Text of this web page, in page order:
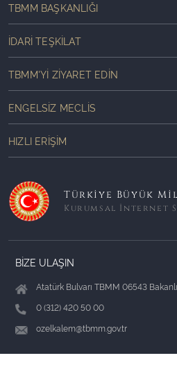
TBMM BAŞKANLIĞI
İDARI TEŞKILAT
TBMM'YI ZIYARET EDIN
ENGELSIZ MECLIS
HIZLI ERIŞIM
Türkiye Büyük
Kurumsal İnternet
BİZE ULAŞIN
Atatürk Bulvarı TBMM 06543
0 (312) 420 50 00
ozelkalem@tbmm.gov.tr